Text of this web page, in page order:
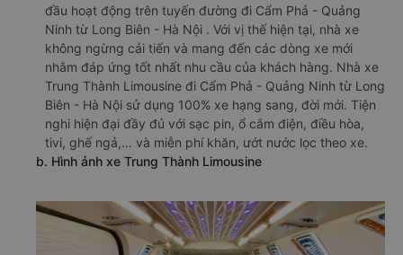
đầu hoạt động trên tuyến đường đi Cẩm Phả - Quảng
Ninh từ Long Biên - Hà Nội . Với vị thế hiện tại, nhà xe
không ngừng cải tiến và mang đến các dòng xe mới
nhằm đáp ứng tốt nhất nhu cầu của khách hàng. Nhà xe
Trung Thành Limousine đi Cẩm Phả - Quảng Ninh từ Long
Biên - Hà Nội sử dụng 100% xe hạng sang, đời mới. Tiện
nghi hiện đại đầy đủ với sạc pin, ổ cắm điện, điều hòa,
tivi, ghế ngả,… và miễn phí khăn, ướt nước lọc theo xe.
b. Hình ảnh xe Trung Thành Limousine